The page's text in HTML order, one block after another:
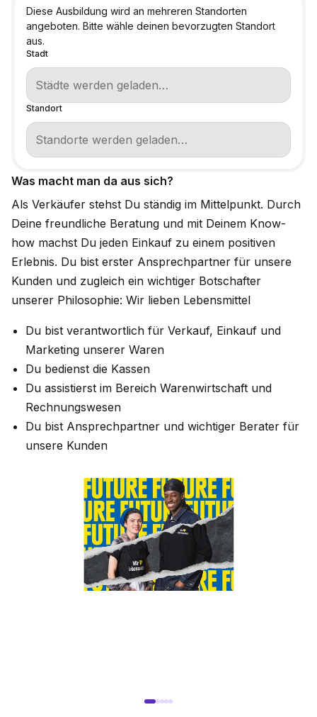
Was macht man da aus sich?
Als Verkäufer stehst Du ständig im Mittelpunkt. Durch
Deine freundliche Beratung und mit Deinem Know-
how machst Du jeden Einkauf zu einem positiven
Erlebnis. Du bist erster Ansprechpartner für unsere
Kunden und zugleich ein wichtiger Botschafter
unserer Philosophie: Wir lieben Lebensmittel
Du bist verantwortlich für Verkauf, Einkauf und
Marketing unserer Waren
Du bedienst die Kassen
Du assistierst im Bereich Warenwirtschaft und
Rechnungswesen
Du bist Ansprechpartner und wichtiger Berater für
unsere Kunden
Diese Ausbildung wird an mehreren Standorten
angeboten. Bitte wähle deinen bevorzugten Standort
aus.
Stadt
Standort